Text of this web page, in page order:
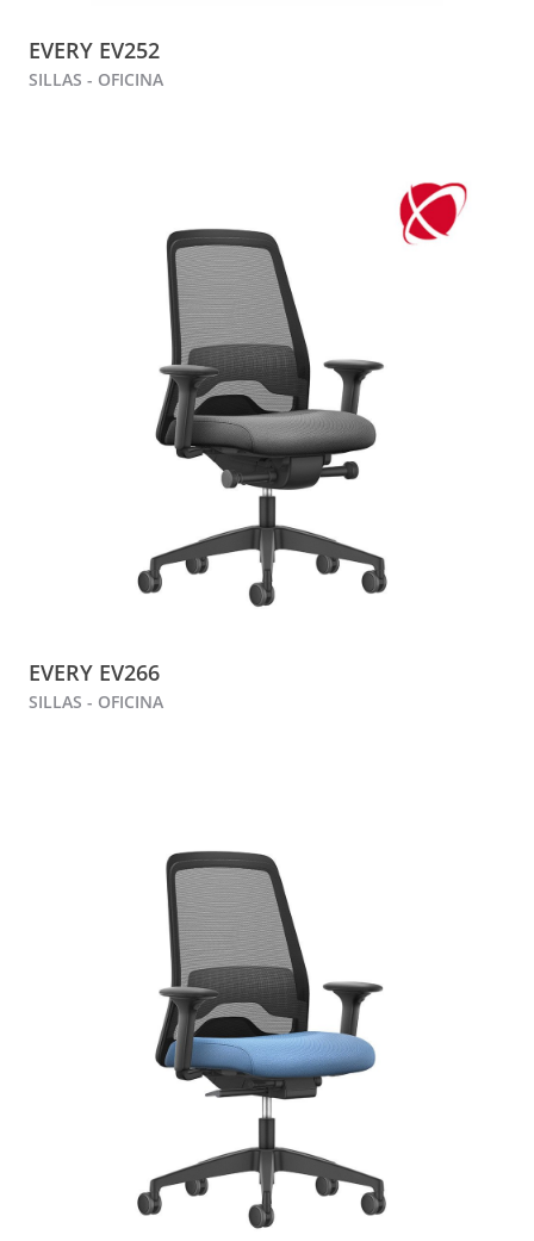
EVERY EV252
SILLAS - OFICINA
EVERY EV266
SILLAS - OFICINA